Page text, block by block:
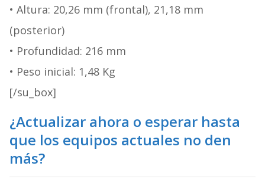
• Altura: 20,26 mm (frontal), 21,18 mm
(posterior)
• Profundidad: 216 mm
• Peso inicial: 1,48 Kg
[/su_box]
¿Actualizar ahora o esperar hasta
que los equipos actuales no den
más?